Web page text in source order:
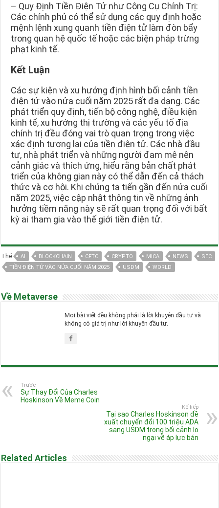
– Quy Định Tiền Điện Tử như Công Cụ Chính Trị:
Các chính phủ có thể sử dụng các quy định hoặc
mệnh lệnh xung quanh tiền điện tử làm đòn bẩy
trong quan hệ quốc tế hoặc các biện pháp trừng
phạt kinh tế.
Kết Luận
Các sự kiện và xu hướng định hình bối cảnh tiền
điện tử vào nửa cuối năm 2025 rất đa dạng. Các
phát triển quy định, tiến bộ công nghệ, điều kiện
kinh tế, xu hướng thị trường và các yếu tố địa
chính trị đều đóng vai trò quan trọng trong việc
xác định tương lai của tiền điện tử. Các nhà đầu
tư, nhà phát triển và những người đam mê nên
cảnh giác và thích ứng, hiểu rằng bản chất phát
triển của không gian này có thể dẫn đến cả thách
thức và cơ hội. Khi chúng ta tiến gần đến nửa cuối
năm 2025, việc cập nhật thông tin về những ảnh
hưởng tiềm năng này sẽ rất quan trọng đối với bất
kỳ ai tham gia vào thế giới tiền điện tử.
Thẻ AI BLOCKCHAIN CFTC CRYPTO MICA NEWS
SEC
TIỀN ĐIỆN TỬ VÀO NỬA CUỐI NĂM 2025
USDM WORLD
Về Metaverse
Mọi bài viết đều không phải là lời khuyên đầu tư và
không có giá trị như lời khuyên đầu tư.
Trước
Sự Thay Đổi Của Charles
Hoskinson Về Meme Coin
Kế tiếp
Tại sao Charles Hoskinson đề
xuất chuyển đổi 100 triệu ADA
sang USDM trong bối cảnh lo
ngại về áp lực bán
Related Articles